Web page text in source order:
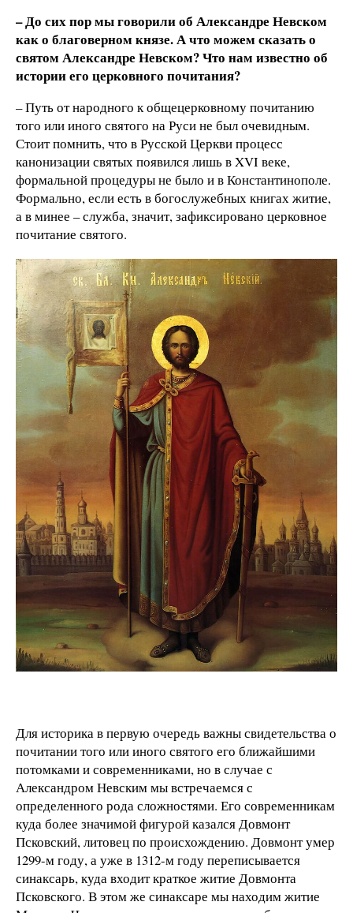
– До сих пор мы говорили об Александре Невском
как о благоверном князе. А что можем сказать о
святом Александре Невском? Что нам известно об
истории его церковного почитания?
– Путь от народного к общецерковному почитанию
того или иного святого на Руси не был очевидным.
Стоит помнить, что в Русской Церкви процесс
канонизации святых появился лишь в XVI веке,
формальной процедуры не было и в Константинополе.
Формально, если есть в богослужебных книгах житие,
а в минее – служба, значит, зафиксировано церковное
почитание святого.
Для историка в первую очередь важны свидетельства о
почитании того или иного святого его ближайшими
потомками и современниками, но в случае с
Александром Невским мы встречаемся с
определенного рода сложностями. Его современникам
куда более значимой фигурой казался Довмонт
Псковский, литовец по происхождению. Довмонт умер
1299-м году, а уже в 1312-м году переписывается
синаксарь, куда входит краткое житие Довмонта
Псковского. В этом же синаксаре мы находим житие